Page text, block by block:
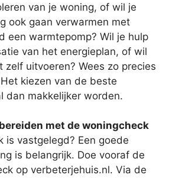
van je woning, of wil je
ook gaan verwarmen met
een warmtepomp? Wil je hulp
van het energieplan, of wil
zelf uitvoeren? Wees zo precies
kiezen van de beste
dan makkelijker worden.
met de woningcheck
is vastgelegd? Een goede
is belangrijk. Doe vooraf de
op verbeterjehuis.nl. Via de